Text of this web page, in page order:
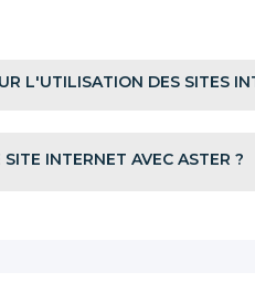
L'UTILISATION DES SITES
INTERNET AVEC ASTER ?